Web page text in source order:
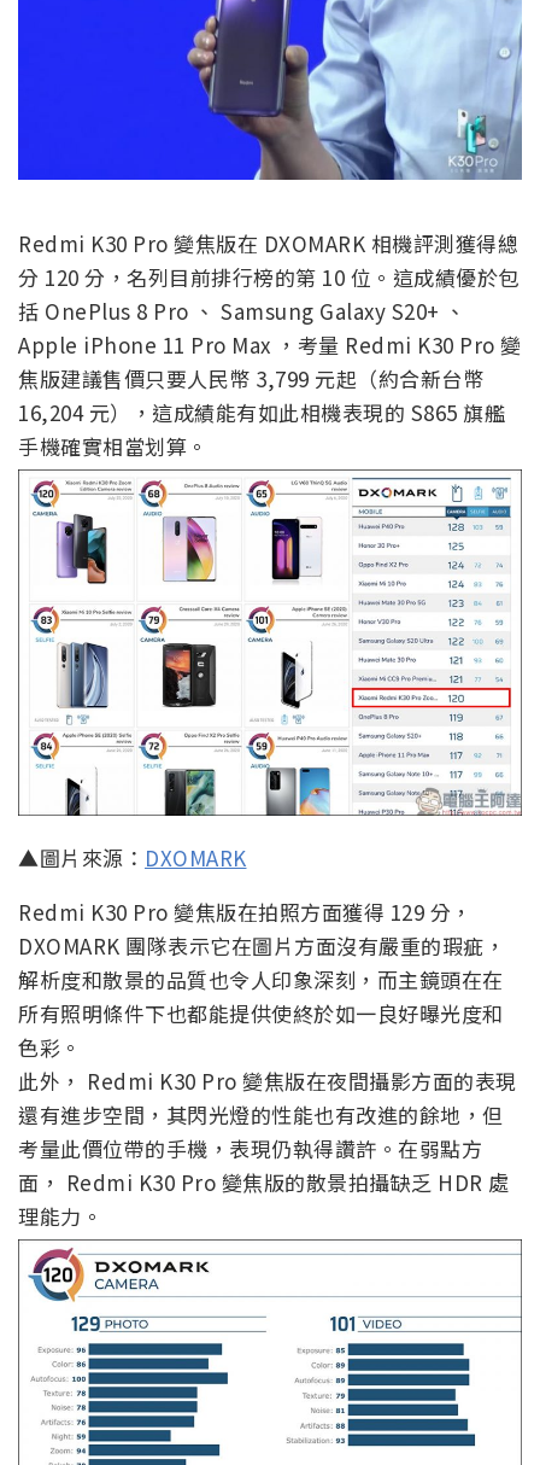
Redmi K30 Pro 變焦版在 DXOMARK 相機評測獲得總
分 120 分，名列目前排行榜的第 10 位。這成績優於包
括 OnePlus 8 Pro 、 Samsung Galaxy S20+ 、
Apple iPhone 11 Pro Max ，考量 Redmi K30 Pro 變
焦版建議售價只要人民幣 3,799 元起（約合新台幣
16,204 元），這成績能有如此相機表現的 S865 旗艦
手機確實相當划算。
▲圖片來源： DXOMARK
Redmi K30 Pro 變焦版在拍照方面獲得 129 分，
DXOMARK 團隊表示它在圖片方面沒有嚴重的瑕疵，
解析度和散景的品質也令人印象深刻，而主鏡頭在在
所有照明條件下也都能提供使終於如一良好曝光度和
色彩。
此外， Redmi K30 Pro 變焦版在夜間攝影方面的表現
還有進步空間，其閃光燈的性能也有改進的餘地，但
考量此價位帶的手機，表現仍執得讚許。在弱點方
面， Redmi K30 Pro 變焦版的散景拍攝缺乏 HDR 處
理能力。